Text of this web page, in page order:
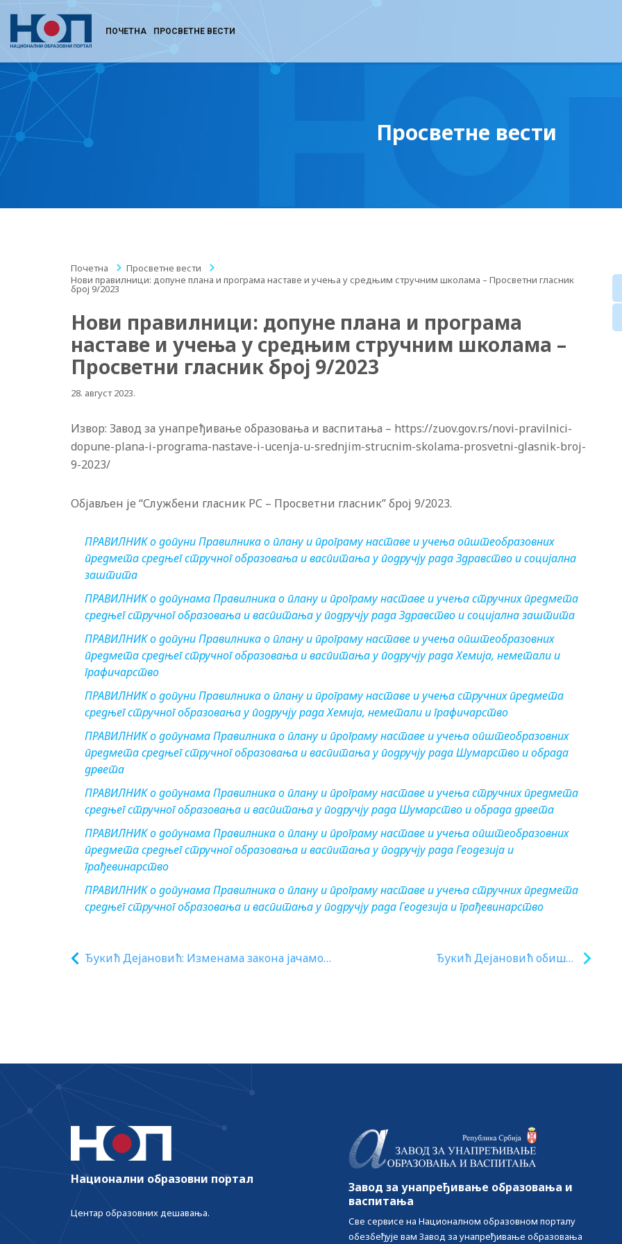
ПОЧЕТНА ПРОСВЕТНЕ ВЕСТИ
Просветне вести
Почетна / Просветне вести
/
Нови правилници: допуне плана и програма наставе и учења у средњим стручним школама – Просветни гласник
број 9/2023
Нови правилници: допуне плана и програма
наставе и учења у средњим стручним школама –
Просветни гласник број 9/2023
28. август 2023.
Извор: Завод за унапређивање образовања и васпитања – https://zuov.gov.rs/novi-pravilnici-
dopune-plana-i-programa-nastave-i-ucenja-u-srednjim-strucnim-skolama-prosvetni-glasnik-broj-
9-2023/
Објављен је “Службени гласник РС – Просветни гласник” број 9/2023.
ПРАВИЛНИК о допуни Правилника о плану и програму наставе и учења општеобразовних
предмета средњег стручног образовања и васпитања у подручју рада Здравство и социјална
заштита
ПРАВИЛНИК о допунaмa Правилника о плану и програму наставе и учења стручних предмета
средњег стручног образовања и васпитања у подручју рада Здравство и социјална заштита
ПРАВИЛНИК о допуни Правилника о плану и програму наставе и учења општеобразовних
предмета средњег стручног образовања и васпитања у подручју рада Хемија, неметали и
графичарство
ПРАВИЛНИК о допуни Правилника о плану и програму наставе и учења стручних предмета
средњег стручног образовања у подручју рада Хемија, неметали и графичарство
ПРАВИЛНИК о допунама Правилника о плану и програму наставе и учења општеобразовних
предмета средњег стручног образовања и васпитања у подручју рада Шумарство и обрада
дрвета
ПРАВИЛНИК о допунама Правилника о плану и програму наставе и учења стручних предмета
средњег стручног образовања и васпитања у подручју рада Шумарство и обрада дрвета
ПРАВИЛНИК о допунама Правилника о плану и програму наставе и учења општеобразовних
предмета средњег стручног образовања и васпитања у подручју рада Геодезија и
грађевинарство
ПРАВИЛНИК о допунама Правилника о плану и програму наставе и учења стручних предмета
средњег стручног образовања и васпитања у подручју рада Геодезија и грађевинарство
Ђукић Дејановић: Изменама закона јачамо
Ђукић Дејановић обишла
Национални образовни портал
Центар образовних дешавања.
Завод за унапређивање образовања и
васпитања
Све сервисе на Националном образовном порталу
обезбеђује вам Завод за унапређивање образовања